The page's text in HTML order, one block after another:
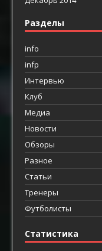
Разделы
info
infp
Интервью
Клуб
Медиа
Новости
Обзоры
Разное
Статьи
Тренеры
Футболисты
Статистика